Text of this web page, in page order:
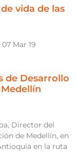
vida de las
Mar 19
de Desarrollo
Director del
de Medellín, en
en la ruta